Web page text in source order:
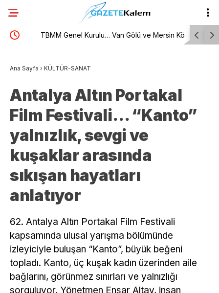
TBMM Genel Kurulu… Van Gölü ve Mersin Körfezi
Ana Sayfa › KÜLTÜR-SANAT
Antalya Altın Portakal
Film Festivali… “Kanto”
yalnızlık, sevgi ve
kuşaklar arasında
sıkışan hayatları
anlatıyor
62. Antalya Altın Portakal Film Festivali
kapsamında ulusal yarışma bölümünde
izleyiciyle buluşan “Kanto”, büyük beğeni
topladı. Kanto, üç kuşak kadın üzerinden aile
bağlarını, görünmez sınırları ve yalnızlığı
sorguluyor. Yönetmen Ensar Altay, insan